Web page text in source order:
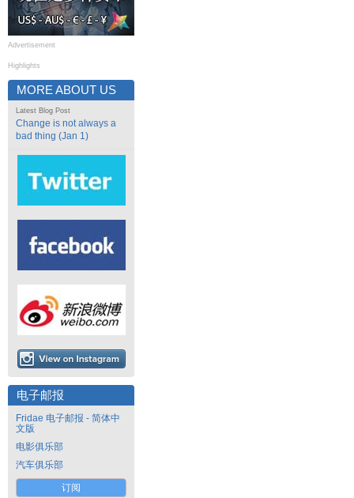
Advertisement
Highlights
MORE ABOUT US
Latest Blog Post
Change is not always a
bad thing (Jan 1)
电子邮报
Fridae 电子邮报 - 简体中
文版
电影俱乐部
汽车俱乐部
订阅